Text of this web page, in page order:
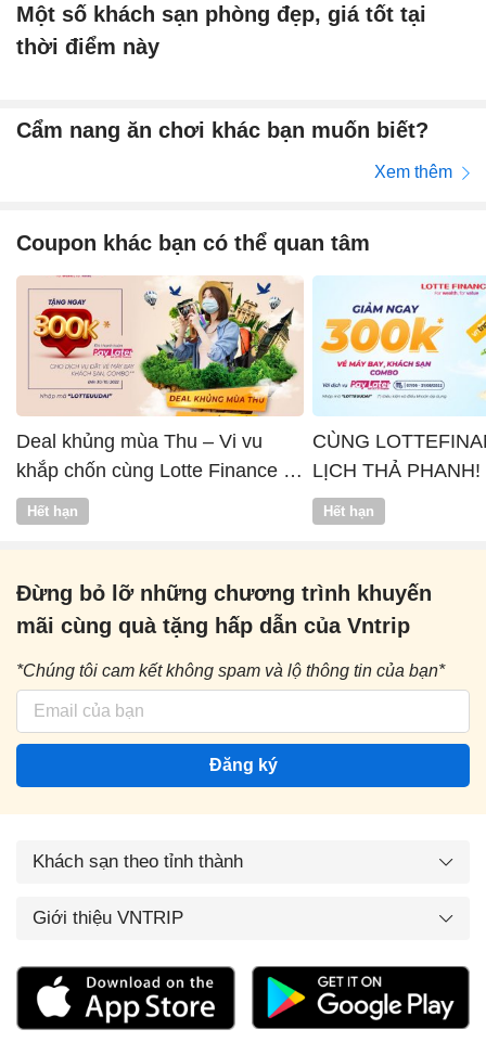
Một số khách sạn phòng đẹp, giá tốt tại
thời điểm này
Cẩm nang ăn chơi khác bạn muốn biết?
Xem thêm
Coupon khác bạn có thể quan tâm
Deal khủng mùa Thu – Vi vu
khắp chốn cùng Lotte Finance x
Vntrip
Hết hạn
CÙNG
LỊCH THẢ PHANH!
Hết hạn
Đừng bỏ lỡ những chương trình khuyến
mãi cùng quà tặng hấp dẫn của Vntrip
*Chúng tôi cam kết không spam và lộ thông tin của bạn*
Đăng ký
Khách sạn theo tỉnh thành
Giới thiệu VNTRIP